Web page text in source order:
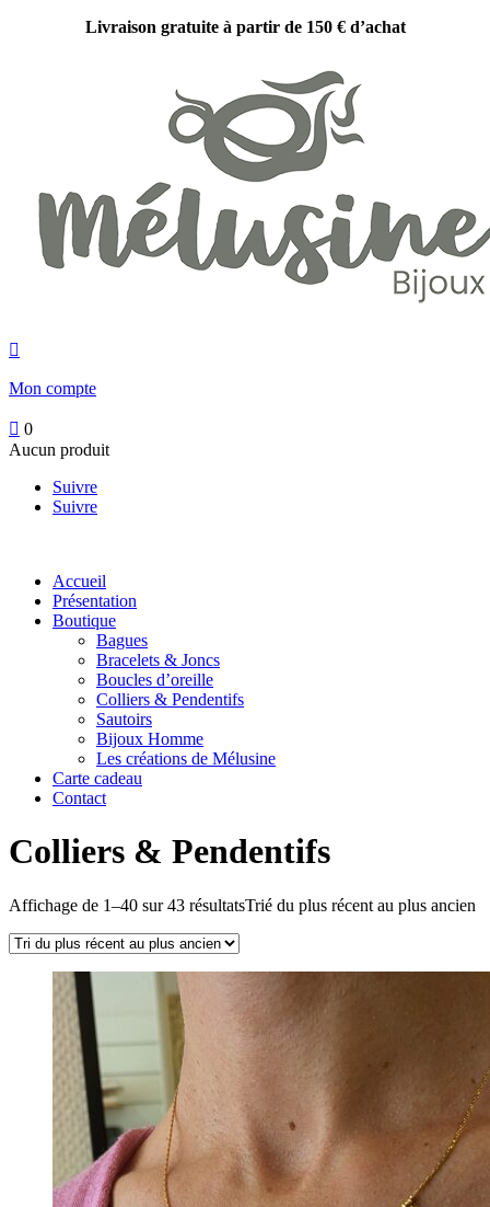
Livraison gratuite à partir de 150 € d’achat

Mon compte
 0
Aucun produit
Suivre
Suivre
Accueil
Présentation
Boutique
Bagues
Bracelets & Joncs
Boucles d’oreille
Colliers & Pendentifs
Sautoirs
Bijoux Homme
Les créations de Mélusine
Carte cadeau
Contact
Colliers & Pendentifs
Affichage de 1–40 sur 43 résultatsTrié du plus récent au plus ancien